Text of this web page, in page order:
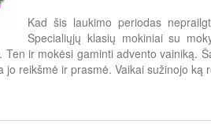
Kad šis laukimo periodas
Specialiųjų klasių mokiniai su
Ten ir mokėsi gaminti advento vainiką.
jo reikšmė ir prasmė. Vaikai sužinojo